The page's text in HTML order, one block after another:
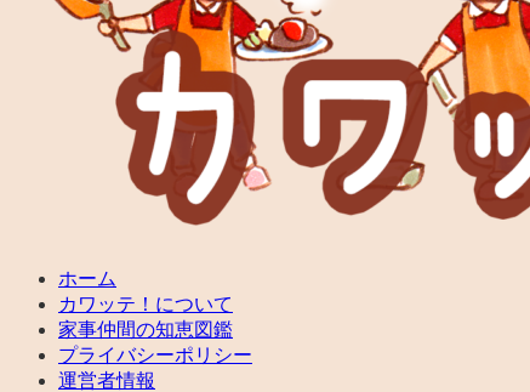
ホーム
カワッテ！について
家事仲間の知恵図鑑
プライバシーポリシー
運営者情報